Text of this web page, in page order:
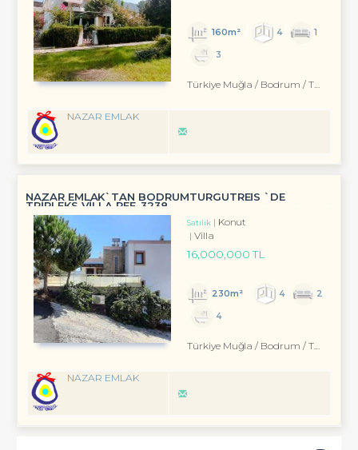
160m² 4
1
3
Türkiye Muğla / Bodrum / Turgutreis
NAZAR EMLAK
NAZAR EMLAK`TAN BODRUMTURGUTREIS `DE
TRIPLEKS VILLA REF-3238
Satılık
Konut
Villa
16,000,000 TL
230m² 4
2
4
Türkiye Muğla / Bodrum / Turgutreis
NAZAR EMLAK